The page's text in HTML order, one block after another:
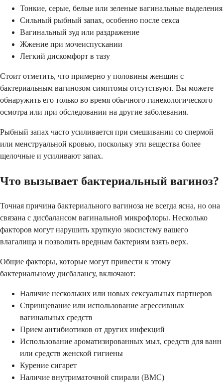
Тонкие, серые, белые или зеленые вагинальные выделения
Сильный рыбный запах, особенно после секса
Вагинальный зуд или раздражение
Жжение при мочеиспускании
Легкий дискомфорт в тазу
Стоит отметить, что примерно у половины женщин с
бактериальным вагинозом симптомы отсутствуют. Вы можете
обнаружить его только во время обычного гинекологического
осмотра или при обследовании на другие заболевания.
Рыбный запах часто усиливается при смешивании со спермой
или менструальной кровью, поскольку эти вещества более
щелочные и усиливают запах.
Что вызывает бактериальный вагиноз?
Точная причина бактериального вагиноза не всегда ясна, но она
связана с дисбалансом вагинальной микрофлоры. Несколько
факторов могут нарушить хрупкую экосистему вашего
влагалища и позволить вредным бактериям взять верх.
Общие факторы, которые могут привести к этому
бактериальному дисбалансу, включают:
Наличие нескольких или новых сексуальных партнеров
Спринцевание или использование агрессивных
вагинальных средств
Прием антибиотиков от других инфекций
Использование ароматизированных мыл, средств для ванн
или средств женской гигиены
Курение сигарет
Наличие внутриматочной спирали (ВМС)